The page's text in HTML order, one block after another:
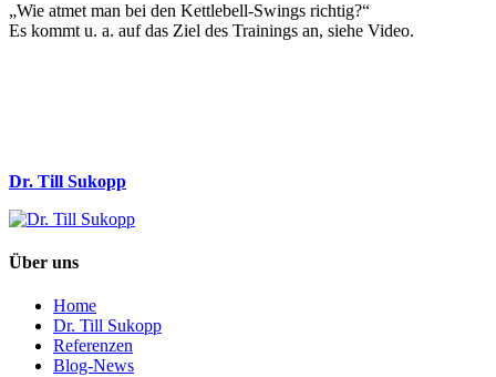
„Wie atmet man bei den Kettlebell-Swings richtig?“
Es kommt u. a. auf das Ziel des Trainings an, siehe Video.
Dr. Till Sukopp
Über uns
Home
Dr. Till Sukopp
Referenzen
Blog-News